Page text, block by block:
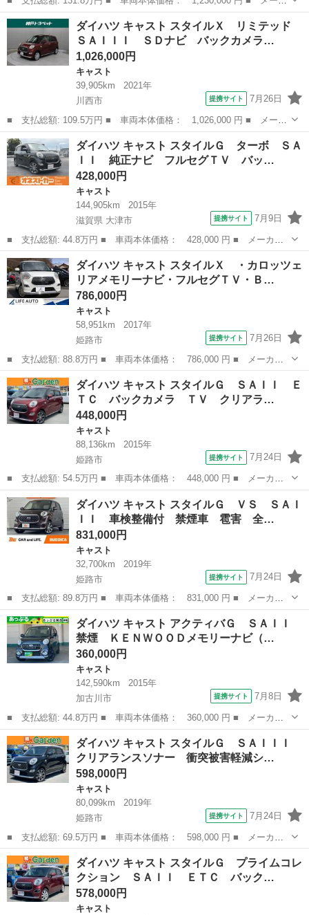
ー名： ダイハツ ■ 車種名： キャスト ■ グレード名： Ｇ Ｖ
Ｓ ＳＡ３ 新品タイヤ／保証書／社外 ＳＤナビ／スマートアシス
ト（トヨ...
兵庫 神戸市 キャスト
ダイハツ キャスト スタイルＸ リミテッド
ＳＡＩＩＩ ＳＤナビ バックカメラ…
1,026,000円
キャスト
39,905km
2021年
川西市
提携サイト 7月26日
■ 支払総額: 109.5万円 ■ 車両本体価格： 1,026,000 円 ■ メーカ
ー名： ダイハツ ■ 車種名： キャスト ■ グレード名： スタイ
ルＸ リミテッド ＳＡＩＩＩ ＳＤナビ バックカメラ ドラレ
コ スマー...
兵庫 川西市 キャスト
ダイハツ キャスト スタイルＧ ターボ ＳＡ
ＩＩ 純正ナビ フルセグＴＶ バッ…
428,000円
キャスト
144,905km
2015年
滋賀県 大津市
提携サイト 7月9日
■ 支払総額: 44.8万円 ■ 車両本体価格： 428,000 円 ■ メーカー
名： ダイハツ ■ 車種名： キャスト ■ グレード名： スタイル
Ｇ ターボ ＳＡＩＩ 純正ナビ フルセグＴＶ バックカメラ Ｂ
ｌｕｅｔｏｏ...
滋賀 大津市 キャスト
ダイハツ キャスト スタイルＸ ・カロッツェ
リアメモリーナビ・フルセグＴＶ・Ｂ…
786,000円
キャスト
58,951km
2017年
姫路市
提携サイト 7月26日
■ 支払総額: 88.8万円 ■ 車両本体価格： 786,000 円 ■ メーカー
名： ダイハツ ■ 車種名： キャスト ■ グレード名： スタイル
Ｘ ・カロッツェリアメモリーナビ・フルセグＴＶ・Ｂｌｕｅｔｏｏ
ｔｈ・ＤＶＤ...
兵庫 姫路市 キャスト
ダイハツ キャスト スタイルＧ ＳＡＩＩ Ｅ
ＴＣ バックカメラ ＴＶ クリアラ…
448,000円
キャスト
88,136km
2015年
姫路市
提携サイト 7月24日
■ 支払総額: 54.5万円 ■ 車両本体価格： 448,000 円 ■ メーカー
名： ダイハツ ■ 車種名： キャスト ■ グレード名： スタイル
Ｇ ＳＡＩＩ ＥＴＣ バックカメラ ＴＶ クリアランスソナー
衝突被害軽減...
兵庫 姫路市 キャスト
ダイハツ キャスト スタイルＧ ＶＳ ＳＡＩ
ＩＩ 車検整備付 禁煙車 雹害 全…
831,000円
キャスト
32,700km
2019年
姫路市
提携サイト 7月24日
■ 支払総額: 89.8万円 ■ 車両本体価格： 831,000 円 ■ メーカー
名： ダイハツ ■ 車種名： キャスト ■ グレード名： スタイル
Ｇ ＶＳ ＳＡＩＩＩ 車検整備付 禁煙車 雹害 全方位 ディス
プレイＡ Ｂ...
兵庫 姫路市 キャスト
ダイハツ キャスト アクティバＧ ＳＡＩＩ
禁煙 ＫＥＮＷＯＯＤメモリーナビ（…
360,000円
キャスト
142,590km
2015年
加古川市
提携サイト 7月8日
■ 支払総額: 44.8万円 ■ 車両本体価格： 360,000 円 ■ メーカー
名： ダイハツ ■ 車種名： キャスト ■ グレード名： アクティ
バＧ ＳＡＩＩ 禁煙 ＫＥＮＷＯＯＤメモリーナビ（ＣＤ ＤＶ
Ｄ ＳＤ 録音...
兵庫 加古川市 キャスト
ダイハツ キャスト スタイルＧ ＳＡＩＩＩ
クリアランスソナー 衝突被害軽減シ…
598,000円
キャスト
80,099km
2019年
姫路市
提携サイト 7月24日
■ 支払総額: 69.5万円 ■ 車両本体価格： 598,000 円 ■ メーカー
名： ダイハツ ■ 車種名： キャスト ■ グレード名： スタイル
Ｇ ＳＡＩＩＩ クリアランスソナー 衝突被害軽減システム オー
トマチックハ...
兵庫 姫路市 キャスト
ダイハツ キャスト スタイルＧ プライムコレ
クション ＳＡＩＩ ＥＴＣ バック…
578,000円
キャスト